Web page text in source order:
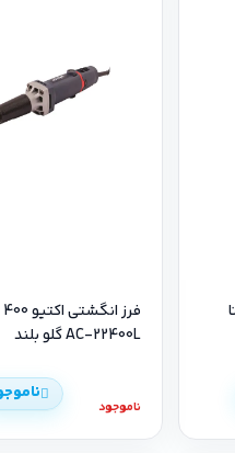
AC-22400L گلو بلند
ناموجود